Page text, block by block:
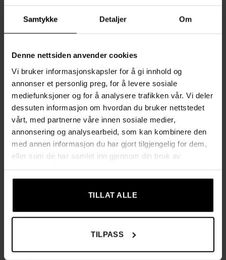
Samtykke Detaljer Om
Denne nettsiden anvender cookies
Vi bruker informasjonskapsler for å gi innhold og
annonser et personlig preg, for å levere sosiale
mediefunksjoner og for å analysere trafikken vår. Vi deler
dessuten informasjon om hvordan du bruker nettstedet
vårt, med partnerne våre innen sosiale medier,
annonsering og analysearbeid, som kan kombinere den
med annen informasjon du har gjort tilgjengelig for dem,
eller som de har samlet inn gjennom din bruk av
TILLAT ALLE
TILPASS
✔ Utstyrt med 4 keramiske plater – gir høy ozonproduksjon
for rask og effektiv rengjøring
kontoret eller lagerlokaler på 20–200 m²
✔ Stabil konstruksjon – halkbeskyttede føtter, bærehåndtak
og innebygd vifte for sikker drift
Tekniske data
✔ Standard: CE-godkjent
✔ Effekt: 80–150 W
✔ Inngangsspenning: 220–240 V / 50 Hz
✔ Utgangsspenning: 2500–2700 V
✔ Kontroll: manuell
✔ Arbeidsområde: 20–200 m²
✔ Arbeidsfuktighet: 0 % til 65 %
✔ Levetid: 2000–2500 timer